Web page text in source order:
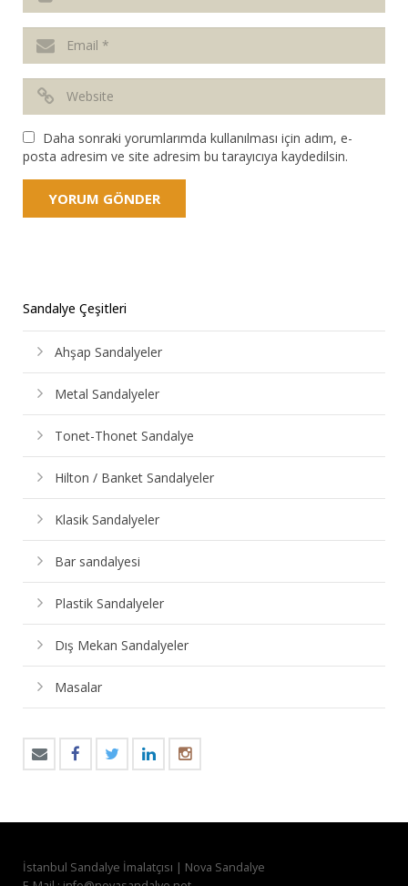
Daha sonraki yorumlarımda kullanılması için adım, e-
posta adresim ve site adresim bu tarayıcıya kaydedilsin.
Sandalye Çeşitleri
Ahşap Sandalyeler
Metal Sandalyeler
Tonet-Thonet Sandalye
Hilton / Banket Sandalyeler
Klasik Sandalyeler
Bar sandalyesi
Plastik Sandalyeler
Dış Mekan Sandalyeler
Masalar
İstanbul Sandalye İmalatçısı | Nova Sandalye